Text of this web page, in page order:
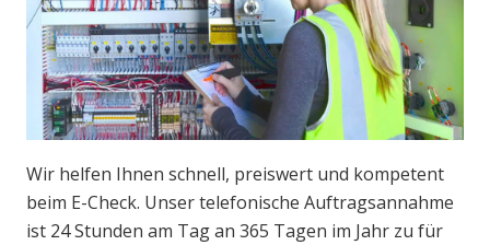
Wir helfen Ihnen schnell, preiswert und kompetent
beim E-Check. Unser telefonische Auftragsannahme
ist 24 Stunden am Tag an 365 Tagen im Jahr zu für